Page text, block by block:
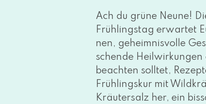
Ach du grü­ne Neune!
Frühlingstag erwar­tet
nen, geheim­nis­vol­le
schen­de
beach­ten soll­tet,
Frühlingskur mit
Kräutersalz her, ein